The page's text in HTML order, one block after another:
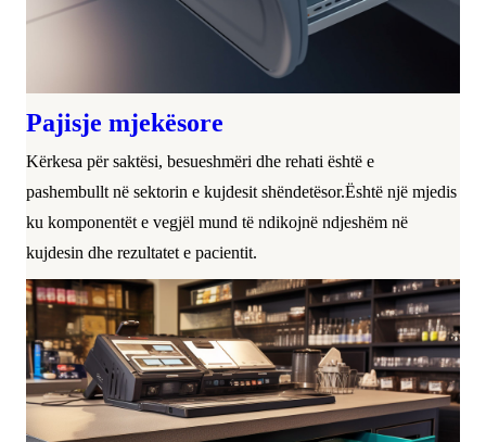
Pajisje mjekësore
Kërkesa për saktësi, besueshmëri dhe rehati është e
pashembullt në sektorin e kujdesit shëndetësor.Është një mjedis
ku komponentët e vegjël mund të ndikojnë ndjeshëm në
kujdesin dhe rezultatet e pacientit.